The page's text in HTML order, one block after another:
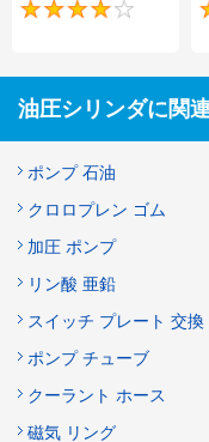
油圧シリンダに関
ポンプ 石油
クロロプレン ゴム
加圧 ポンプ
リン酸 亜鉛
スイッチ プレート 交換
ポンプ チューブ
クーラント ホース
磁気 リング